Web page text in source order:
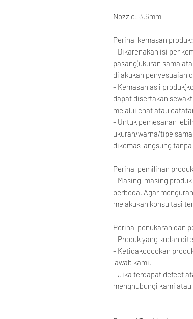
Nozzle: 3.6mm
Perihal kemasan produk:
- Dikarenakan isi per
pasang(ukuran sama
dilakukan penyesuaian
- Kemasan asli
dapat disertakan
melalui chat atau
- Untuk pemesanan
ukuran/warna/tipe
dikemas langsung
Perihal pemilihan
- Masing-masing
berbeda. Agar
melakukan konsultasi
Perihal penukaran dan
- Produk yang sudah
- Ketidakcocokan
jawab kami.
- Jika terdapat defect
menghubungi kami